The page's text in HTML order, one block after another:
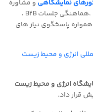
نمایشگاهی و مشاوره
،هماهنگی جلسات
،
همواره پاسخگوی نیاز های
انرژی و محیط زیست
انرژی و محیط زیست
قرار داد.